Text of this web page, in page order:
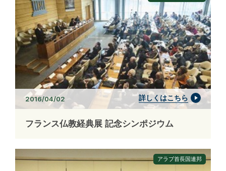
2016/04/02 詳しくはこちら
フランス仏教経典展 記念シンポジウム
アラブ首長国連邦